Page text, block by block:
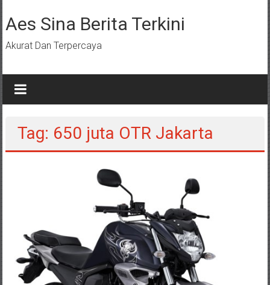
ke
konten
Aes Sina Berita Terkini
Akurat Dan Terpercaya
Tag: 650 juta OTR Jakarta